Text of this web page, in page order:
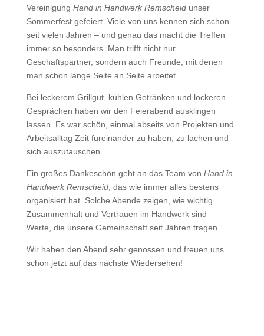
Vereinigung Hand in Handwerk Remscheidunser
Sommerfest gefeiert. Viele von uns kennen sich schon
seit vielen Jahren – und genau das macht die Treffen
immer so besonders. Man trifft nicht nur
Geschäftspartner, sondern auch Freunde, mit denen
man schon lange Seite an Seite arbeitet.
Bei leckerem Grillgut, kühlen Getränken und lockeren
Gesprächen haben wir den Feierabend ausklingen
lassen. Es war schön, einmal abseits von Projekten und
Arbeitsalltag Zeit füreinander zu haben, zu lachen und
sich auszutauschen.
Ein großes Dankeschön geht an das Team von Hand in
Handwerk Remscheid, das wie immer alles bestens
organisiert hat. Solche Abende zeigen, wie wichtig
Zusammenhalt und Vertrauen im Handwerk sind –
Werte, die unsere Gemeinschaft seit Jahren tragen.
Wir haben den Abend sehr genossen und freuen uns
schon jetzt auf das nächste Wiedersehen!